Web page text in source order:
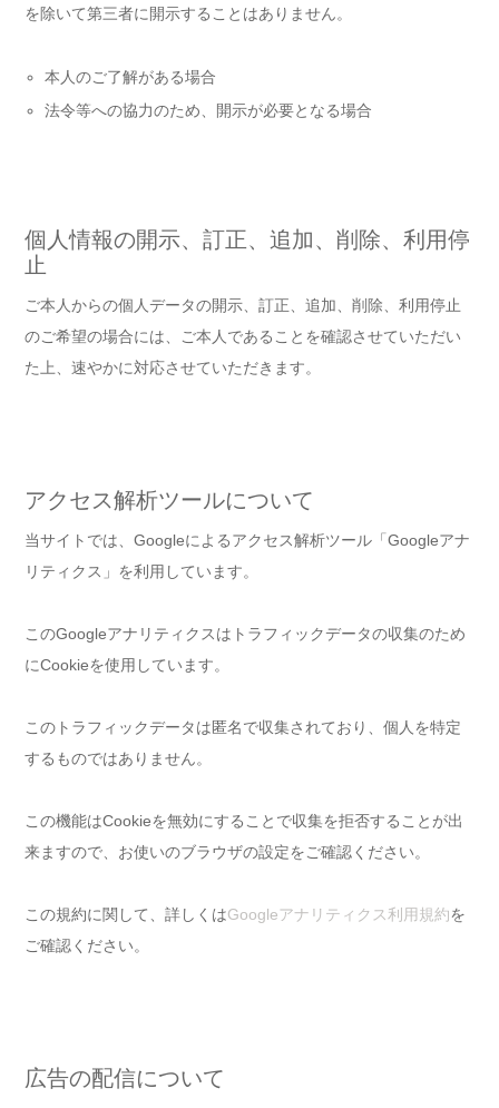
を除いて第三者に開示することはありません。
本人のご了解がある場合
法令等への協力のため、開示が必要となる場合
個人情報の開示、訂正、追加、削除、利用停
止
ご本人からの個人データの開示、訂正、追加、削除、利用停止
のご希望の場合には、ご本人であることを確認させていただい
た上、速やかに対応させていただきます。
アクセス解析ツールについて
当サイトでは、Googleによるアクセス解析ツール「Googleアナ
リティクス」を利用しています。
このGoogleアナリティクスはトラフィックデータの収集のため
にCookieを使用しています。
このトラフィックデータは匿名で収集されており、個人を特定
するものではありません。
この機能はCookieを無効にすることで収集を拒否することが出
来ますので、お使いのブラウザの設定をご確認ください。
この規約に関して、詳しくはGoogleアナリティクス利用規約を
ご確認ください。
広告の配信について